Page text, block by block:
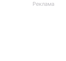
Реклама